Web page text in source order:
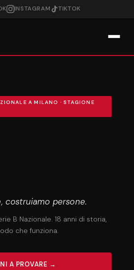
INSTAGRAM TIKTOK
A MILANO · STAGIONE
costruiamo persone.
B Nazionale. 18 anni di storia,
che funziona.
A PROVARE →